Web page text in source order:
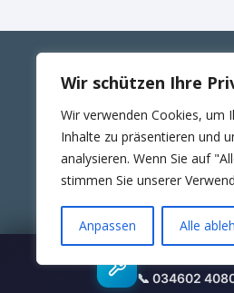
Wir schützen Ihre
Wir verwenden Cookies, um
Inhalte zu präsentieren und
analysieren. Wenn Sie auf
stimmen Sie unserer
Anpassen Alle
ANSCHRIFT
RUTTE
Wilhelm-Külz-Str.4
06188 Landsberg
© 2025 RUTTE
📞 034602